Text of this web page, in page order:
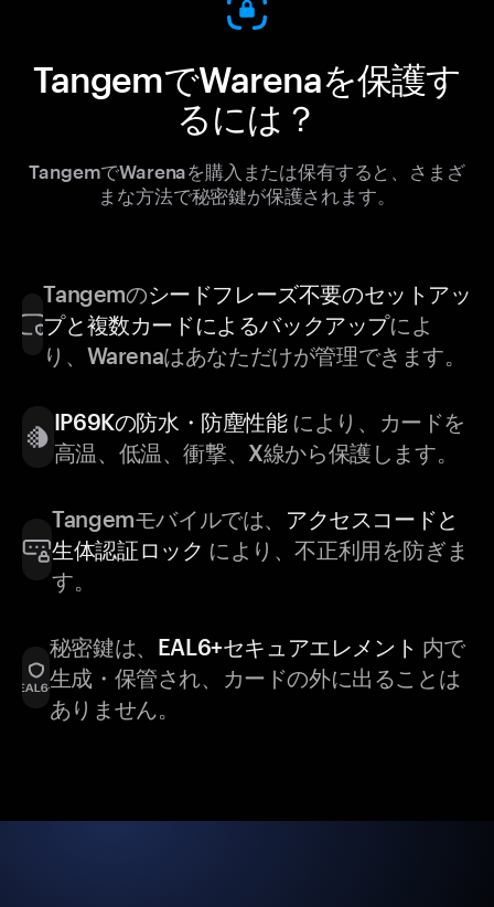
TangemでWarenaを保護す
るには？
TangemでWarenaを購入または保有すると、さまざ
まな方法で秘密鍵が保護されます。
Tangemのシードフレーズ不要のセットアッ
プと複数カードによるバックアップによ
り、Warenaはあなただけが管理できます。
IP69Kの防水・防塵性能により、カードを
高温、低温、衝撃、X線から保護します。
Tangemモバイルでは、 アクセスコードと
生体認証ロック により、不正利用を防ぎま
す。
秘密鍵は、 EAL6+セキュアエレメント 内で
生成・保管され、カードの外に出ることは
ありません。